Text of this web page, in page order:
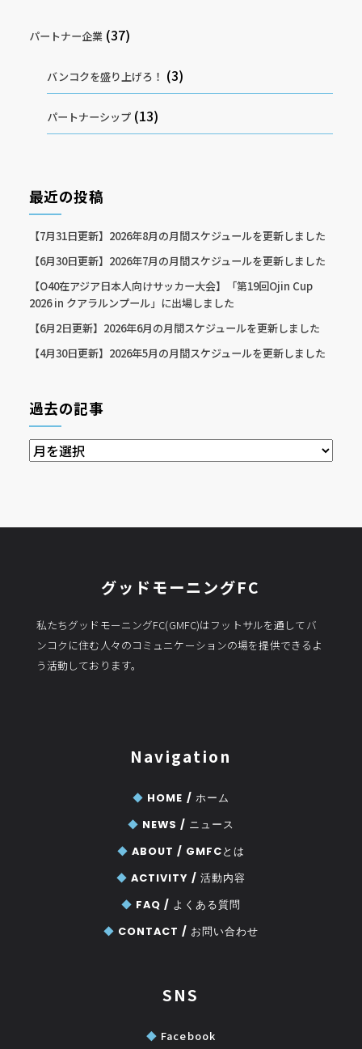
パートナー企業 (37)
バンコクを盛り上げろ！ (3)
パートナーシップ (13)
最近の投稿
【7月31日更新】2026年8月の月間スケジュールを更新しました
【6月30日更新】2026年7月の月間スケジュールを更新しました
【O40在アジア日本人向けサッカー大会】「第19回Ojin Cup
2026 in クアラルンプール」に出場しました
【6月2日更新】2026年6月の月間スケジュールを更新しました
【4月30日更新】2026年5月の月間スケジュールを更新しました
過去の記事
過
去
事
グッドモーニングFC
私たちグッドモーニングFC(GMFC)はフットサルを通してバ
ンコクに住む人々のコミュニケーションの場を提供できるよ
う活動しております。
Navigation
◆ HOME / ホーム
◆ NEWS / ニュース
◆ ABOUT / GMFCとは
◆ ACTIVITY / 活動内容
◆ FAQ / よくある質問
◆ CONTACT / お問い合わせ
SNS
◆ Facebook